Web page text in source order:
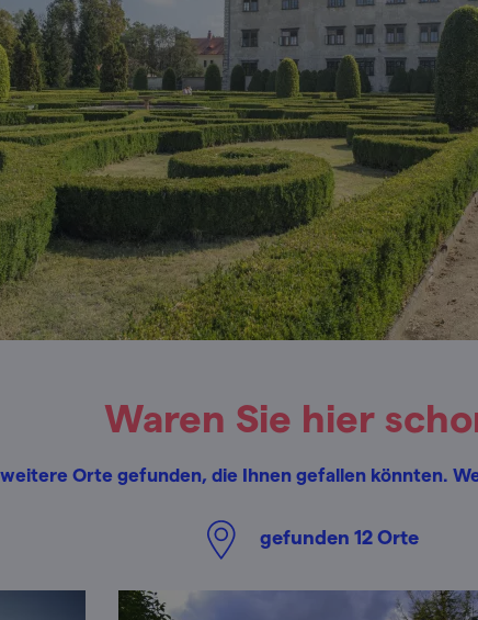
Waren Sie hier
Orte gefunden, die Ihnen gefallen könnten.
gefunden 12Orte